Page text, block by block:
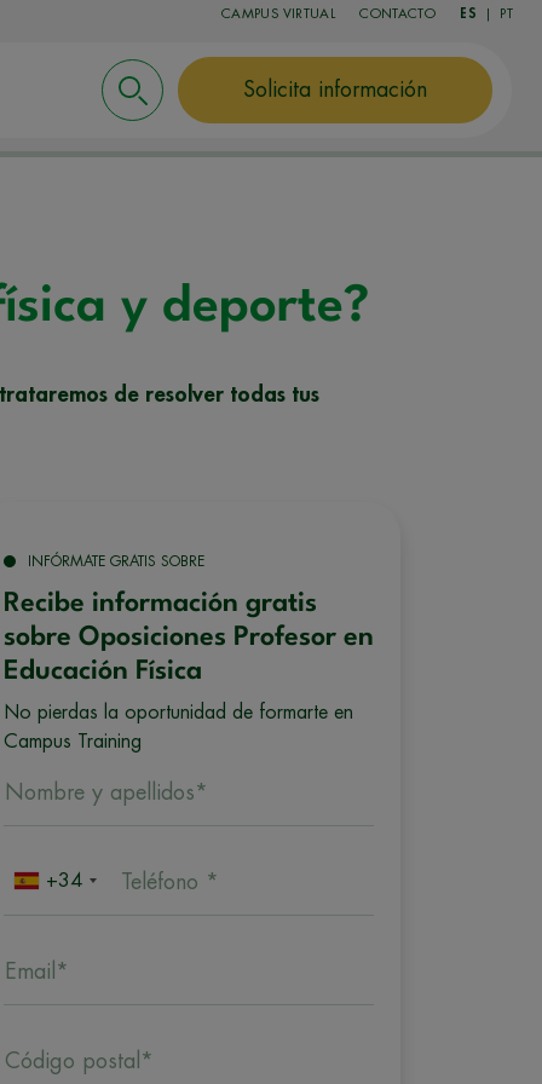
CAMPUS VIRTUAL CONTACTO ES PT
Solicita información
y deporte?
de resolver todas tus
INFÓRMATE GRATIS SOBRE
Recibe información gratis
sobre Oposiciones Profesor en
Educación Física
No pierdas la oportunidad de formarte en
Campus Training
Nombre y apellidos*
+34 Teléfono *
Email*
Código postal*